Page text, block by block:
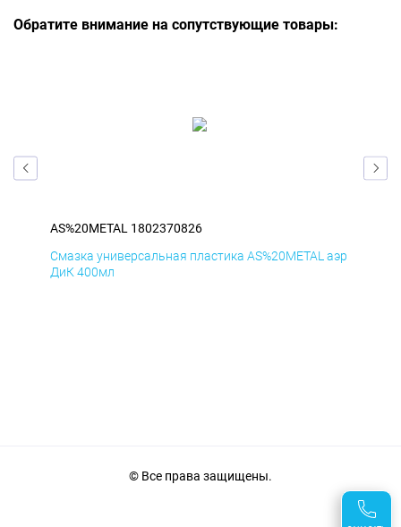
Обратите внимание на сопутствующие товары:
AS%20METAL 1802370826
Смазка универсальная пластика AS%20METAL аэр
ДиК 400мл
© Все права защищены.